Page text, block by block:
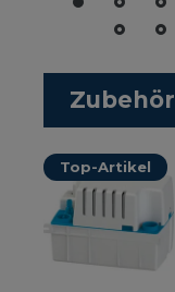
Zubehör
Top-Artikel